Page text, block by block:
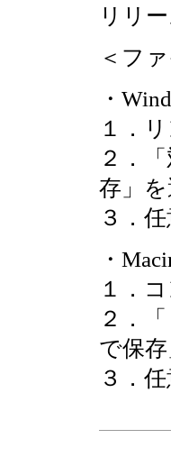
リリ
＜フ
・
１．
２．
存」を
３．
・
１．
２．
で保存
３．